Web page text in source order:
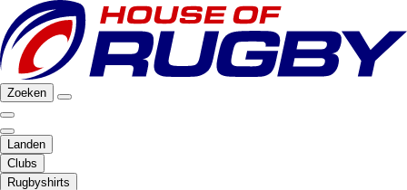
Zoeken
Landen
Clubs
Rugbyshirts